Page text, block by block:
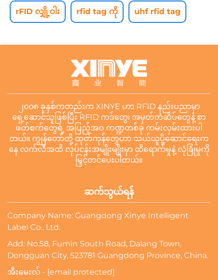
rFID လျှို့ဝါး rfid tag ကို uhf rfid tag
၂၀၀၈ ခုနှစ်ကတည်းက XINYE ဟာ RFID နည်းပညာမှာ
ရှေ့ဆောင်သူဖြစ်ပြီး RFID ကဒ်တွေ၊ အမှတ်တံဆိပ်တွေနဲ့ စာ
ဖတ်စက်တွေရဲ့ အပြည့်အဝ ကဏ္ဍတစ်ခု ကမ်းလှမ်းထားပါ
တယ်။ ကျွန်တော်တို့ ထုတ်ကုန်တွေဟာ သယ်ယူပို့ဆောင်ရေးက
နေ လက်လီအထိ လုပ်ငန်းအမျိုးမျိုးမှာ ထိရောက်မှုနဲ့ လုံခြုံမှုကို
မြှင့်တင်ပေးပါတယ်။
ဆက်သွယ်ရန်
Company Name: Guangdong Xinye Intelligent
Label Co., Ltd.
Add: No.58, Fumin South Road, Dalang Town,
Dongguan City, 523781 Guangdong Province, China.
အီးမေးလ် - [email protected]